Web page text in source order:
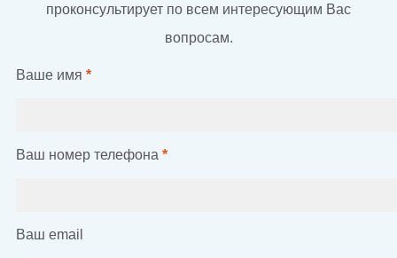
проконсультирует по всем интересующим Вас
вопросам.
Ваше имя *
Ваш номер телефона *
Ваш email